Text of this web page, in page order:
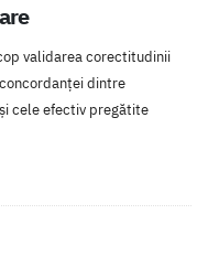
validarea corectitudinii
dintre
cele efectiv pregătite